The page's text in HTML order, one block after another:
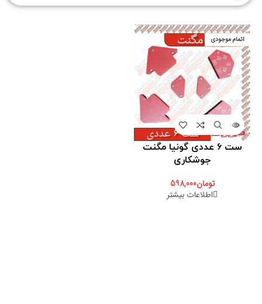
اتمام موجودی
ست 6 عددی گونیا مگنت
جوشکاری
تومان598,000
اطلاعات بیشتر